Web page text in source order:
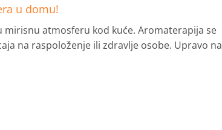
u domu!
atmosferu kod kuće. Aromaterapija se
na raspoloženje ili zdravlje osobe. Upravo na